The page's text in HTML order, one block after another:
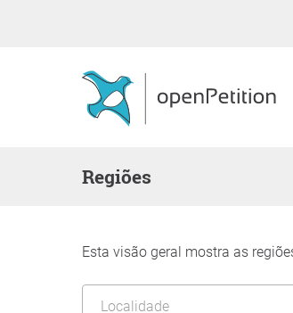
Regiões
Esta visão geral mostra as